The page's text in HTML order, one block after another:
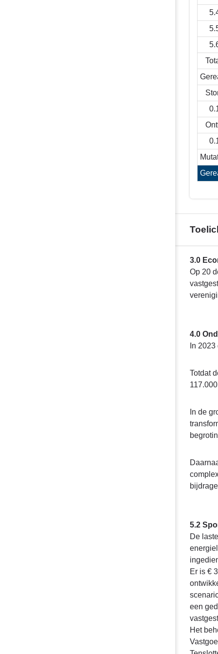
Terug
naar
navigatie
programma
afwijking
lasten
3.0
Op 20
4.0
In
Totdat
In de
5.2
De
Er is €
een
Het